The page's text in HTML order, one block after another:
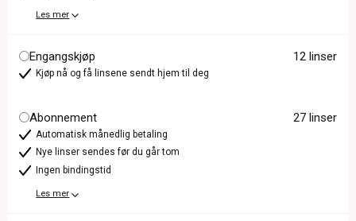
Les mer
Engangskjøp 12 linser
Kjøp nå og få linsene sendt hjem til deg
Abonnement 27 linser
Automatisk månedlig betaling
Nye linser sendes før du går tom
Ingen bindingstid
Les mer